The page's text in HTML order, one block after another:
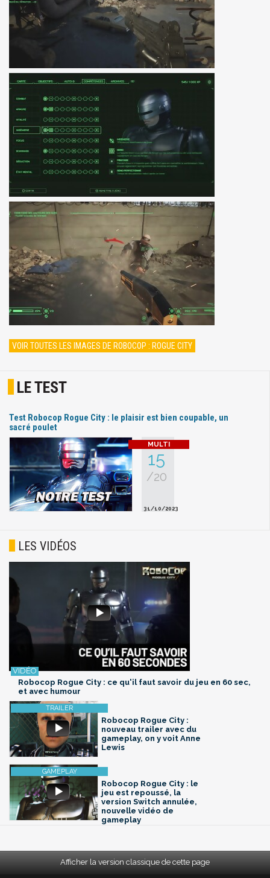
VOIR TOUTES LES IMAGES DE ROBOCOP : ROGUE CITY
LE TEST
Test Robocop Rogue City : le plaisir est bien coupable, un
sacré poulet
15
/20
31/10/2023
LES VIDÉOS
Robocop Rogue City : ce qu'il faut savoir du jeu en 60 sec,
et avec humour
Robocop Rogue City :
nouveau trailer avec du
gameplay, on y voit Anne
Lewis
Robocop Rogue City : le
jeu est repoussé, la
version Switch annulée,
nouvelle vidéo de
gameplay
Afficher la version classique de cette page